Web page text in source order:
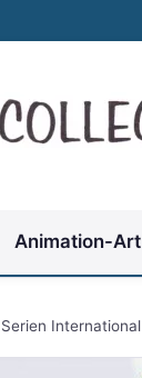
Animation-Art
International